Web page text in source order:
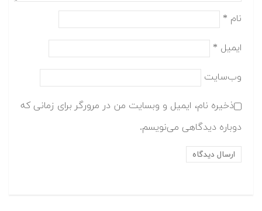
نام *
ایمیل *
وب‌سایت
ذخیره نام، ایمیل و وبسایت من در مرورگر برای زمانی که
دوباره دیدگاهی می‌نویسم.